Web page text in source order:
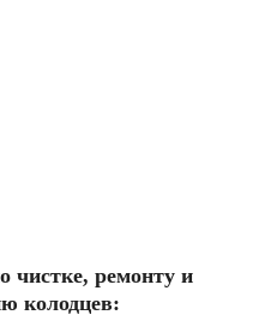
чистке, ремонту и
колодцев: